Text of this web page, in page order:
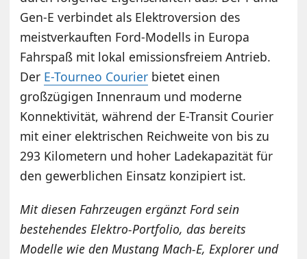
Gen-E verbindet als Elektroversion des
meistverkauften Ford-Modells in Europa
Fahrspaß mit lokal emissionsfreiem Antrieb.
Der E-Tourneo Courier bietet einen
großzügigen Innenraum und moderne
Konnektivität, während der E-Transit Courier
mit einer elektrischen Reichweite von bis zu
293 Kilometern und hoher Ladekapazität für
den gewerblichen Einsatz konzipiert ist.
Mit diesen Fahrzeugen ergänzt Ford sein
bestehendes Elektro-Portfolio, das bereits
Modelle wie den Mustang Mach-E, Explorer und